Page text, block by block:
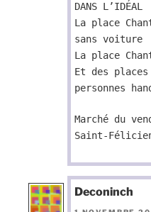
DANS L’IDÉAL
La place
sans voiture
La place
Et des
personnes
Marché du
Saint-
Deconinch